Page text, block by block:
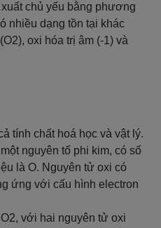
chủ yếu bằng phương
nhiều dạng tồn tại khác
oxi hóa trị âm (-1) và
tính chất hoá học và vật lý.
nguyên tố phi kim, có số
là O. Nguyên tử oxi có
ứng với cấu hình electron
với hai nguyên tử oxi